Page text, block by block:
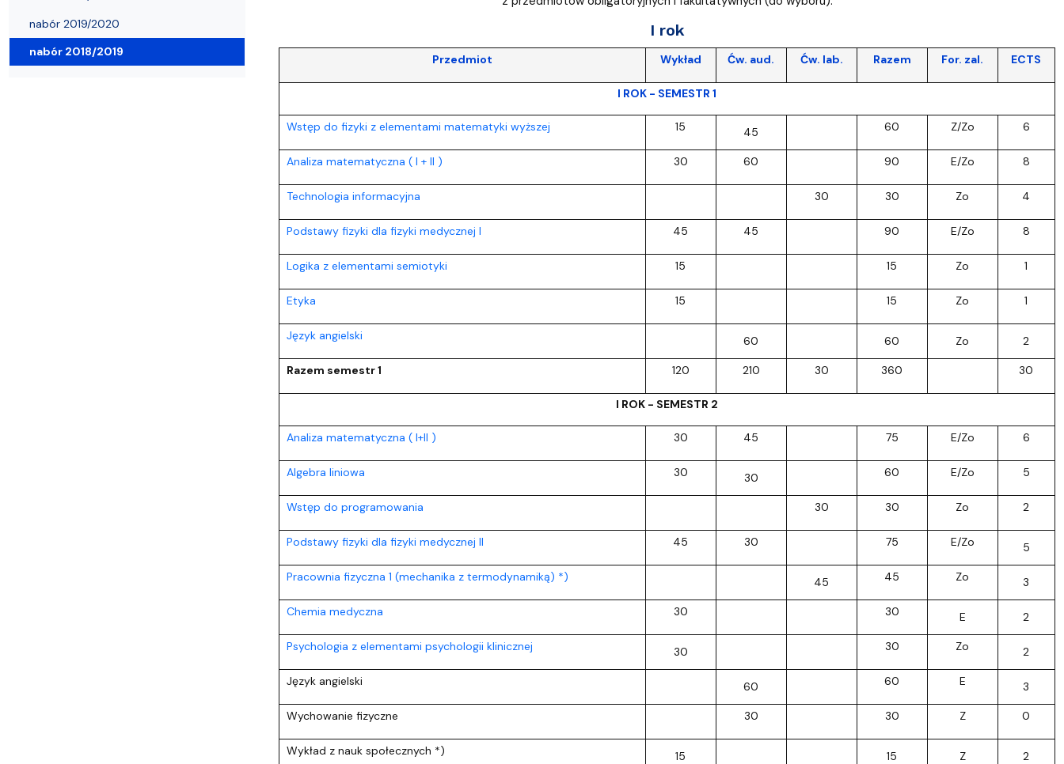
I rok
Przedmiot Wykład Ćw. aud. Ćw. lab. Razem For. zal. ECTS
I ROK - SEMESTR 1
Wstęp do fizyki z elementami matematyki wyższej 15 45 60 Z/Zo 6
Analiza matematyczna ( I + II ) 30 60 90 E/Zo 8
Technologia informacyjna 30 30 Zo 4
Podstawy fizyki dla fizyki medycznej I 45 45 90 E/Zo 8
Logika z elementami semiotyki 15 15 Zo 1
Etyka 15 15 Zo 1
Język angielski 60 60 Zo 2
Razem semestr 1 120 210 30 360 30
I ROK - SEMESTR 2
Analiza matematyczna ( I+II ) 30 45 75 E/Zo 6
Algebra liniowa 30 30 60 E/Zo 5
Wstęp do programowania 30 30 Zo 2
Podstawy fizyki dla fizyki medycznej II 45 30 75 E/Zo 5
Pracownia fizyczna 1 (mechanika z termodynamiką) *) 45 45 Zo 3
Chemia medyczna 30 30 E 2
Psychologia z elementami psychologii klinicznej 30 30 Zo 2
Język angielski 60 60 E 3
Wychowanie fizyczne 30 30 Z 0
Wykład z nauk społecznych *) 15 15 Z 2
nabór 2019/2020
nabór 2018/2019